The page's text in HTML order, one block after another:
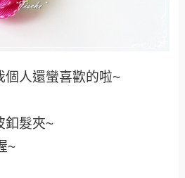
個人還蠻喜歡的啦~
釦髮夾~
~